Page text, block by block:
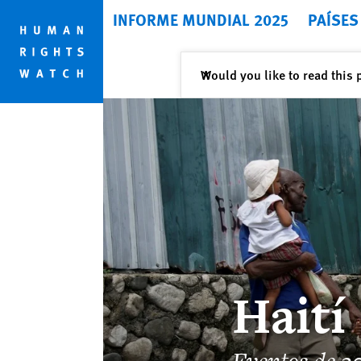
cookie
privacy
main
content
INFORME MUNDIAL 2025 PAÍSES
Would you like to read this
✕Cerrar
Haití